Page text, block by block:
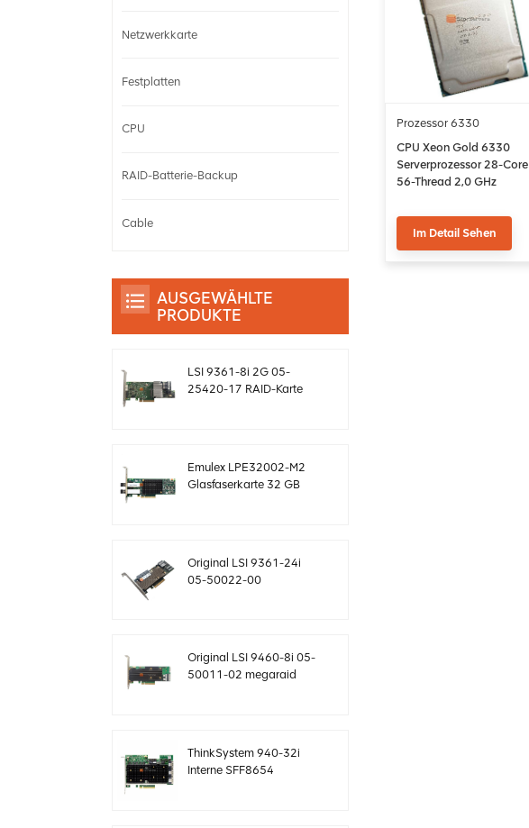
Prozessor 6330
CPU Xeon Gold 6330
Serverprozessor 28-Core
56-Thread 2,0 GHz
Im Detail Sehen
Netzwerkkarte
Festplatten
CPU
RAID-Batterie-Backup
Cable
AUSGEWÄHLTE
PRODUKTE
LSI 9361-8i 2G 05-
25420-17 RAID-Karte
Emulex LPE32002-M2
Glasfaserkarte 32 GB
Original LSI 9361-24i
05-50022-00
Original LSI 9460-8i 05-
50011-02 megaraid
ThinkSystem 940-32i
Interne SFF8654